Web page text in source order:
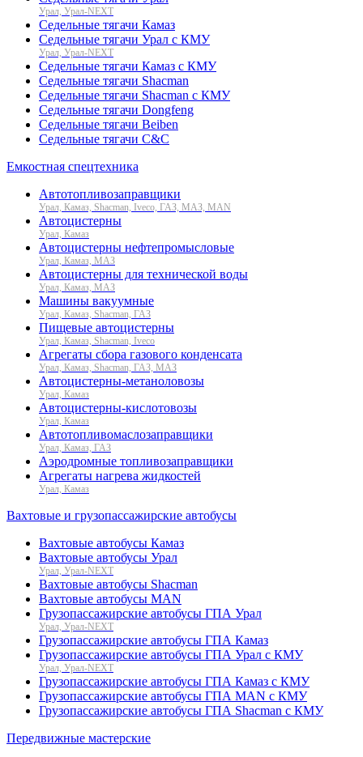
Урал, Урал-NEXT
Седельные тягачи Камаз
Седельные тягачи Урал с КМУ
Урал, Урал-NEXT
Седельные тягачи Камаз с КМУ
Седельные тягачи Shacman
Седельные тягачи Shacman с КМУ
Седельные тягачи Dongfeng
Седельные тягачи Beiben
Седельные тягачи C&C
Емкостная спецтехника
Автотопливозаправщики
Урал, Камаз, Shacman, Iveco, ГАЗ, МАЗ, MAN
Автоцистерны
Урал, Камаз
Автоцистерны нефтепромысловые
Урал, Камаз, МАЗ
Автоцистерны для технической воды
Урал, Камаз, МАЗ
Машины вакуумные
Урал, Камаз, Shacman, ГАЗ
Пищевые автоцистерны
Урал, Камаз, Shacman, Iveco
Агрегаты сбора газового конденсата
Урал, Камаз, Shacman, ГАЗ, МАЗ
Автоцистерны-метаноловозы
Урал, Камаз
Автоцистерны-кислотовозы
Урал, Камаз
Автотопливомаслозаправщики
Урал, Камаз, ГАЗ
Аэродромные топливозаправщики
Агрегаты нагрева жидкостей
Урал, Камаз
Вахтовые и грузопассажирские автобусы
Вахтовые автобусы Камаз
Вахтовые автобусы Урал
Урал, Урал-NEXT
Вахтовые автобусы Shacman
Вахтовые автобусы MAN
Грузопассажирские автобусы ГПА Урал
Урал, Урал-NEXT
Грузопассажирские автобусы ГПА Камаз
Грузопассажирские автобусы ГПА Урал с КМУ
Урал, Урал-NEXT
Грузопассажирские автобусы ГПА Камаз с КМУ
Грузопассажирские автобусы ГПА MAN с КМУ
Грузопассажирские автобусы ГПА Shacman с КМУ
Передвижные мастерские